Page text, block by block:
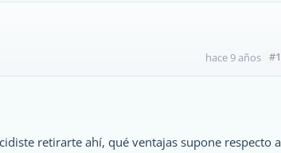
hace 9 años #1
retirarte ahí, qué ventajas supone respecto a